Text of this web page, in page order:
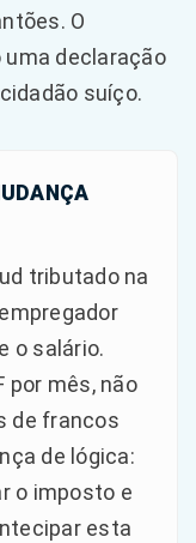
O
declaração
suíço.
tributado na
o salário.
por mês, não
de francos
de lógica:
o imposto e
esta